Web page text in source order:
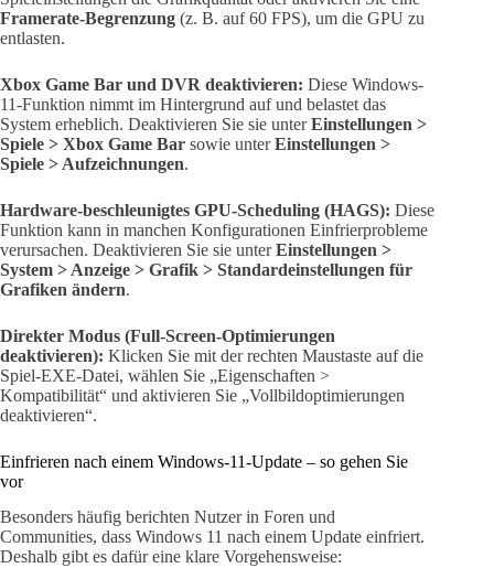
Framerate-Begrenzung (z. B. auf 60 FPS), um die GPU zu
entlasten.
Xbox Game Bar und DVR deaktivieren: Diese Windows-
11-Funktion nimmt im Hintergrund auf und belastet das
System erheblich. Deaktivieren Sie sie unterEinstellungen >
Spiele > Xbox Game Bar sowie unterEinstellungen >
Spiele > Aufzeichnungen.
Hardware-beschleunigtes GPU-Scheduling (HAGS): Diese
Funktion kann in manchen Konfigurationen Einfrierprobleme
verursachen. Deaktivieren Sie sie unterEinstellungen >
System > Anzeige > Grafik > Standardeinstellungen für
Grafiken ändern.
Direkter Modus (Full-Screen-Optimierungen
deaktivieren): Klicken Sie mit der rechten Maustaste auf die
Spiel-EXE-Datei, wählen Sie „Eigenschaften >
Kompatibilität“ und aktivieren Sie „Vollbildoptimierungen
deaktivieren“.
Einfrieren nach einem Windows-11-Update – so gehen Sie
vor
Besonders häufig berichten Nutzer in Foren und
Communities, dass Windows 11 nach einem Update einfriert.
Deshalb gibt es dafür eine klare Vorgehensweise: